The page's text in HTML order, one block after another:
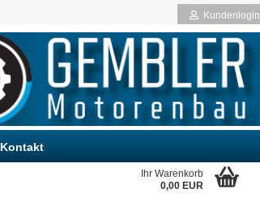
Kundenlogin
Ihr Warenkorb
0,00 EUR
Kontakt